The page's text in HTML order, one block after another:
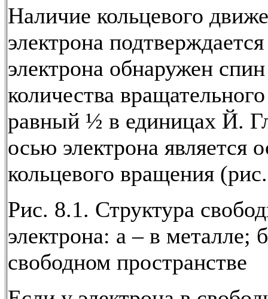
Наличие кольцевого
электрона
электрона обнаружен
количества
равный ½ в единицах Й.
осью электрона является
кольцевого вращения
Рис. 8.1. Структура
электрона: а – в металле;
свободном пространстве